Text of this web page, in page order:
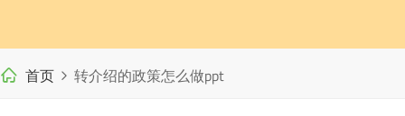
首页 转介绍的政策怎么做ppt